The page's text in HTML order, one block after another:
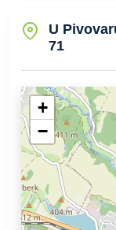
U
71
+
−